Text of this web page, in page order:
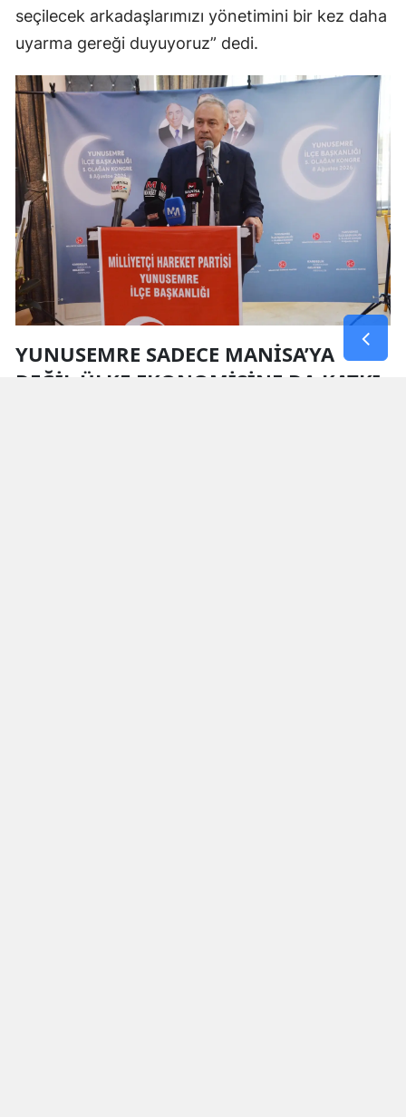
seçilecek arkadaşlarımızı yönetimini bir kez daha
uyarma gereği duyuyoruz” dedi.
YUNUSEMRE SADECE MANİSA’YA
DEĞİL ÜLKE EKONOMİSİNE DA KATKI